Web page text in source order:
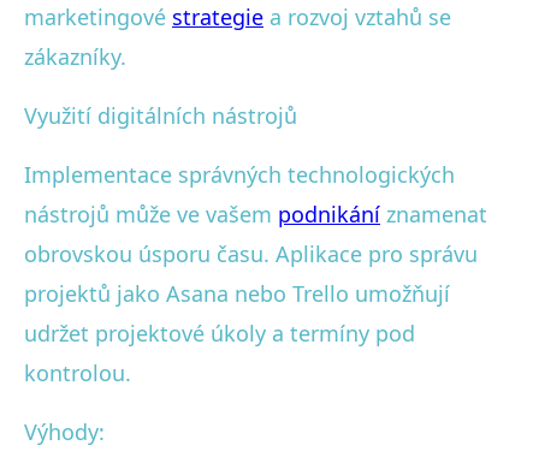
marketingové strategie a rozvoj vztahů se
zákazníky.
Využití digitálních nástrojů
Implementace správných technologických
nástrojů může ve vašem podnikání znamenat
obrovskou úsporu času. Aplikace pro správu
projektů jako Asana nebo Trello umožňují
udržet projektové úkoly a termíny pod
kontrolou.
Výhody: